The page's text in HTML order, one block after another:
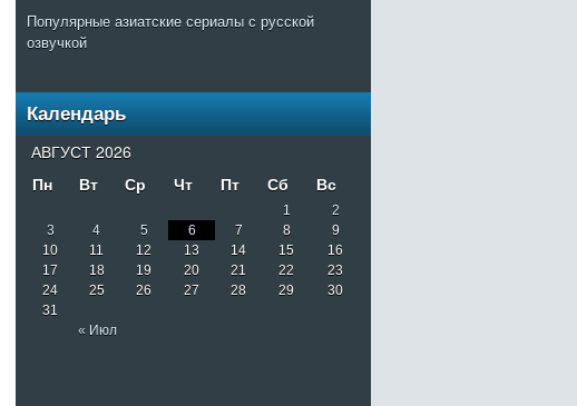
Популярные азиатские сериалы с русской
озвучкой
Календарь
АВГУСТ 2026
Пн
Вт Ср Чт Пт Сб Вс
« Июл
1
2
3
4 5 6 7 8
9
10
11 12 13 14 15
16
17
18 19 20 21 22
23
24
25 26 27 28 29
30
31